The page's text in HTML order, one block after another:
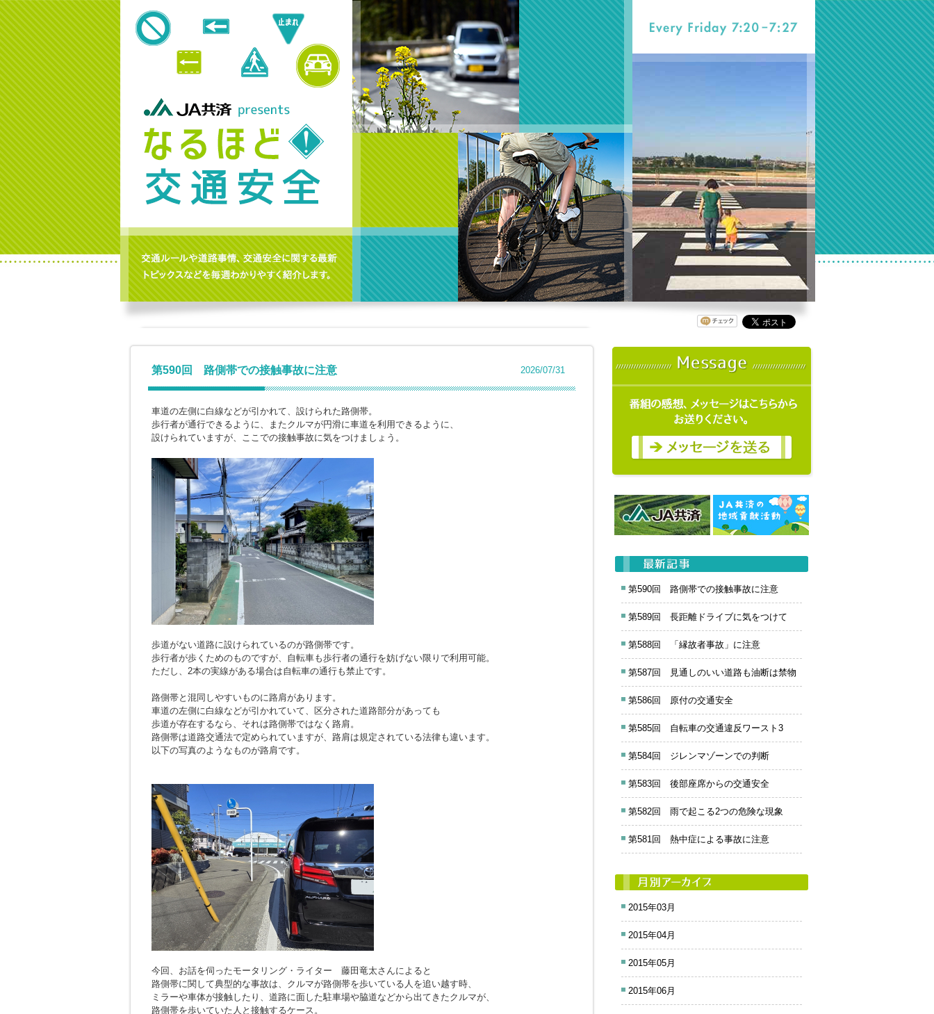
第590回 路側帯での接触事故に注意 2026/07/31
車道の左側に白線などが引かれて、設けられた路側帯。
歩行者が通行できるように、またクルマが円滑に車道を利用できるように、
設けられていますが、ここでの接触事故に気をつけましょう。
歩道がない道路に設けられているのが路側帯です。
歩行者が歩くためのものですが、自転車も歩行者の通行を妨げない限りで利用可能。
ただし、2本の実線がある場合は自転車の通行も禁止です。
路側帯と混同しやすいものに路肩があります。
車道の左側に白線などが引かれていて、区分された道路部分があっても
歩道が存在するなら、それは路側帯ではなく路肩。
路側帯は道路交通法で定められていますが、路肩は規定されている法律も違います。
以下の写真のようなものが路肩です。
今回、お話を伺ったモータリング・ライター 藤田竜太さんによると
路側帯に関して典型的な事故は、クルマが路側帯を歩いている人を追い越す時、
ミラーや車体が接触したり、道路に面した駐車場や脇道などから出てきたクルマが、
路側帯を歩いていた人と接触するケース。
第590回 路側帯での接触事故に注意
第589回 長距離ドライブに気をつけて
第588回 「縁故者事故」に注意
第587回 見通しのいい道路も油断は禁物
第586回 原付の交通安全
第585回 自転車の交通違反ワースト3
第584回 ジレンマゾーンでの判断
第583回 後部座席からの交通安全
第582回 雨で起こる2つの危険な現象
第581回 熱中症による事故に注意
2015年03月
2015年04月
2015年05月
2015年06月